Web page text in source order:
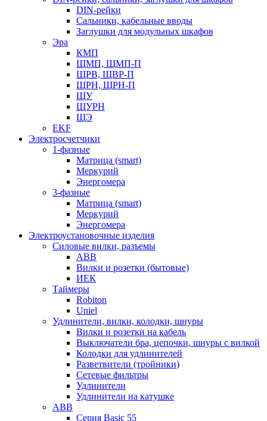
DIN-рейки
Сальники, кабельные вводы
Заглушки для модульных шкафов
Эра
КМП
ЩМП, ЩМП-П
ЩРВ, ЩВР-П
ЩРН, ЩРН-П
ЩУ
ЩУРН
ЩЭ
EKF
Электросчетчики
1-фазные
Матрица (smart)
Меркурий
Энергомера
3-фазные
Матрица (smart)
Меркурий
Энергомера
Электроустановочные изделия
Силовые вилки, разъемы
ABB
Вилки и розетки (бытовые)
ИЕК
Таймеры
Robiton
Uniel
Удлинители, вилки, колодки, шнуры
Вилки и розетки на кабель
Выключатели бра, цепочки, шнуры с вилкой
Колодки для удлинителей
Разветвители (тройники)
Сетевые фильтры
Удлинители
Удлинители на катушке
ABB
Серия Basic 55